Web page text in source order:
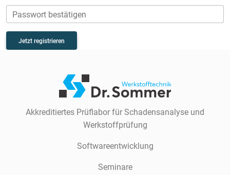
Passwort bestätigen
Jetzt registrieren
Akkreditiertes Prüflabor für Schadensanalyse und
Werkstoffprüfung
Softwareentwicklung
Seminare